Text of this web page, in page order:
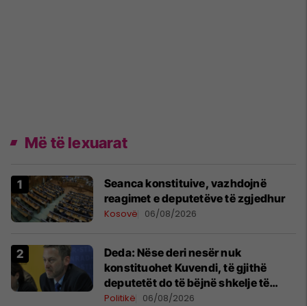
Më të lexuarat
Seanca konstituive, vazhdojnë
reagimet e deputetëve të zgjedhur
Kosovë 06/08/2026
Deda: Nëse deri nesër nuk
konstituohet Kuvendi, të gjithë
deputetët do të bëjnë shkelje të
rëndë kushtetuese
Politikë 06/08/2026